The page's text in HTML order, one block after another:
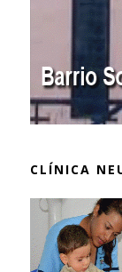
CLÍNICA